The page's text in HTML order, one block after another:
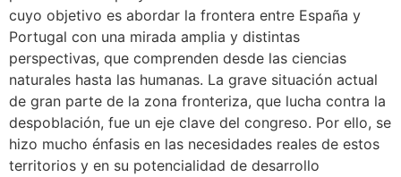
cuyo objetivo es abordar la frontera entre España y
Portugal con una mirada amplia y distintas
perspectivas, que comprenden desde las ciencias
naturales hasta las humanas. La grave situación actual
de gran parte de la zona fronteriza, que lucha contra la
despoblación, fue un eje clave del congreso. Por ello, se
hizo mucho énfasis en las necesidades reales de estos
territorios y en su potencialidad de desarrollo